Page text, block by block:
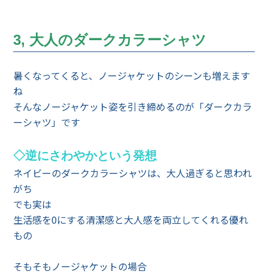
3, 大人のダークカラーシャツ
暑くなってくると、ノージャケットのシーンも増えます
ね
そんなノージャケット姿を引き締めるのが「ダークカラ
ーシャツ」です
◇逆にさわやかという発想
ネイビーのダークカラーシャツは、大人過ぎると思われ
がち
でも実は
生活感を0にする清潔感と大人感を両立してくれる優れ
もの
そもそもノージャケットの場合